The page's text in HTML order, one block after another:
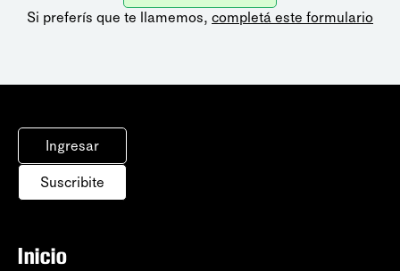
Si preferís que te llamemos, completá este formulario
Ingresar
Suscribite
Inicio